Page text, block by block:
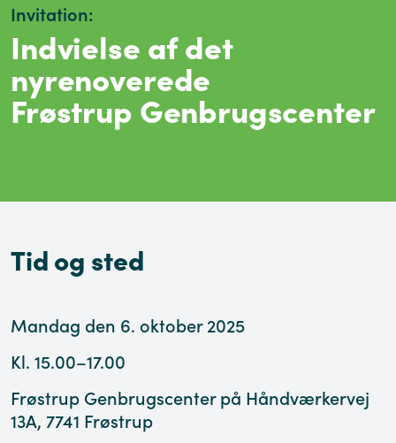
Invitation:
Indvielse af det
nyrenoverede
Frøstrup Genbrugscenter
Tid og sted
Mandag den 6. oktober 2025
Kl. 15.00–17.00
Frøstrup Genbrugscenter på Håndværkervej
13A, 7741 Frøstrup